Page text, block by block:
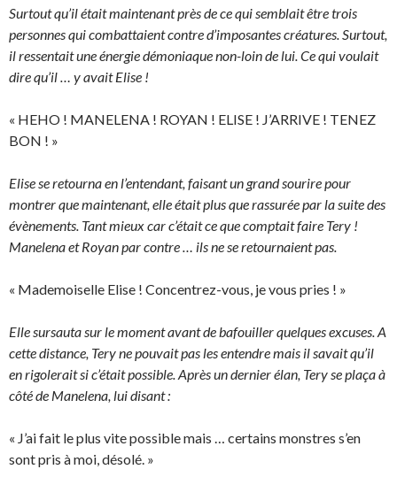
Surtout qu’il était maintenant près de ce qui semblait être trois
personnes qui combattaient contre d’imposantes créatures. Surtout,
il ressentait une énergie démoniaque non-loin de lui. Ce qui voulait
dire qu’il … y avait Elise !
« HEHO ! MANELENA ! ROYAN ! ELISE ! J’ARRIVE ! TENEZ
BON ! »
Elise se retourna en l’entendant, faisant un grand sourire pour
montrer que maintenant, elle était plus que rassurée par la suite des
évènements. Tant mieux car c’était ce que comptait faire Tery !
Manelena et Royan par contre … ils ne se retournaient pas.
« Mademoiselle Elise ! Concentrez-vous, je vous pries ! »
Elle sursauta sur le moment avant de bafouiller quelques excuses. A
cette distance, Tery ne pouvait pas les entendre mais il savait qu’il
en rigolerait si c’était possible. Après un dernier élan, Tery se plaça à
côté de Manelena, lui disant :
« J’ai fait le plus vite possible mais … certains monstres s’en
sont pris à moi, désolé. »